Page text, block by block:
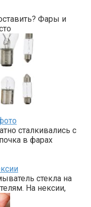
Фары и
сталкивались с
в фарах
стекла на
На нексии,